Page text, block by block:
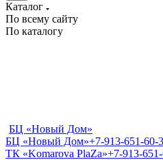
Каталог
По всему сайту
По каталогу
БЦ «Новый Дом»
БЦ «Новый Дом»+7-913-651-60-
ТК «Komarova PlaZa»+7-913-